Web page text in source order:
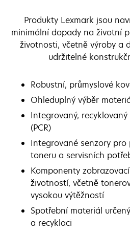
Produkty Lexmark jsou
minimální dopady na životní
životnosti, včetně výroby a
udržitelné
Robustní, průmyslové
Ohleduplný výběr
Integrovaný,
(PCR)
Integrované senzory
toneru a servisních
Komponenty
životností, včetně
vysokou výtěžností
Spotřební materiál
a recyklaci